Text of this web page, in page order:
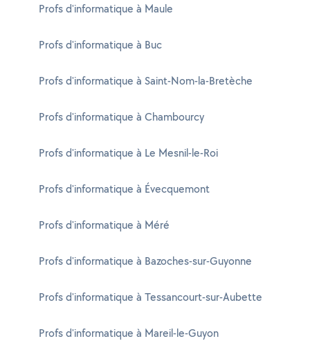
Profs d'informatique à Maule
Profs d'informatique à Buc
Profs d'informatique à Saint-Nom-la-Bretèche
Profs d'informatique à Chambourcy
Profs d'informatique à Le Mesnil-le-Roi
Profs d'informatique à Évecquemont
Profs d'informatique à Méré
Profs d'informatique à Bazoches-sur-Guyonne
Profs d'informatique à Tessancourt-sur-Aubette
Profs d'informatique à Mareil-le-Guyon